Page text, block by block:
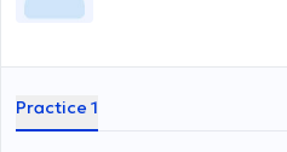
Practice 1